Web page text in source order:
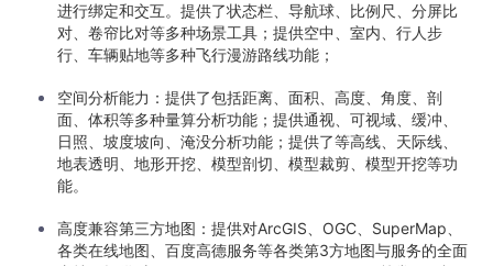
进行绑定和交互。提供了状态栏、导航球、比例尺、分屏比
对、卷帘比对等多种场景工具；提供空中、室内、行人步
行、车辆贴地等多种飞行漫游路线功能；
空间分析能力：提供了包括距离、面积、高度、角度、剖
面、体积等多种量算分析功能；提供通视、可视域、缓冲、
日照、坡度坡向、淹没分析功能；提供了等高线、天际线、
地表透明、地形开挖、模型剖切、模型裁剪、模型开挖等功
能。
高度兼容第三方地图：提供对ArcGIS、OGC、SuperMap、
各类在线地图、百度高德服务等各类第3方地图与服务的全面